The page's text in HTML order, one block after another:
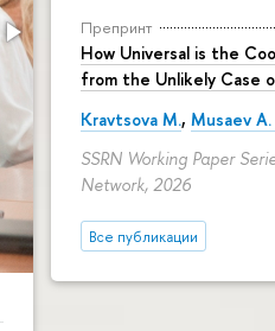
Препринт
How Universal is the
from the Unlikely Case
Kravtsova M., Musaev A.
SSRN Working Paper
Network, 2026
Все публикации